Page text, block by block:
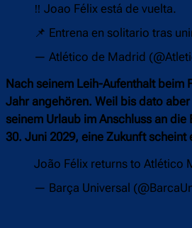
‼️ Joao Félix está de vuelta.
📌 Entrena en solitario tras
— Atlético de Madrid
Nach seinem Leih-Aufenthalt beim
Jahr angehören. Weil bis dato
seinem Urlaub im Anschluss an
30. Juni 2029, eine Zukunft
João Félix returns to Atlético
— Barça Universal